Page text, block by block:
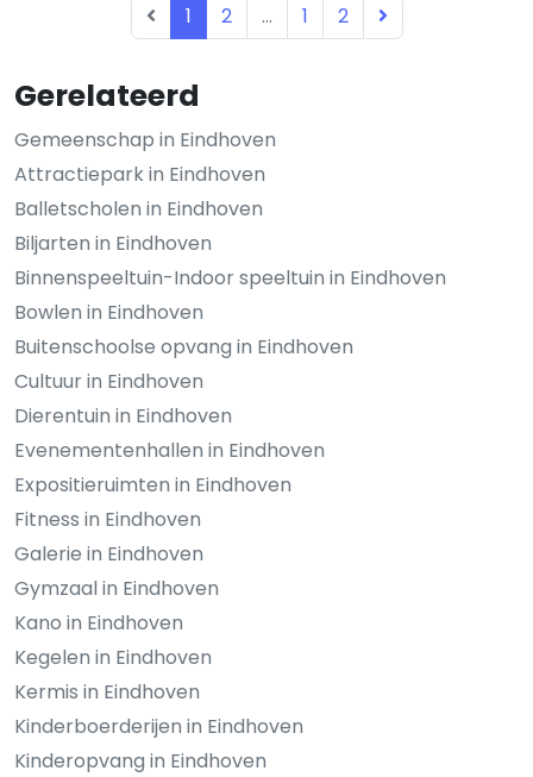
Gerelateerd
Gemeenschap in Eindhoven
Attractiepark in Eindhoven
Balletscholen in Eindhoven
Biljarten in Eindhoven
Binnenspeeltuin-Indoor speeltuin in Eindhoven
Bowlen in Eindhoven
Buitenschoolse opvang in Eindhoven
Cultuur in Eindhoven
Dierentuin in Eindhoven
Evenementenhallen in Eindhoven
Expositieruimten in Eindhoven
Fitness in Eindhoven
Galerie in Eindhoven
Gymzaal in Eindhoven
Kano in Eindhoven
Kegelen in Eindhoven
Kermis in Eindhoven
Kinderboerderijen in Eindhoven
Kinderopvang in Eindhoven
1 2 ... 1 2